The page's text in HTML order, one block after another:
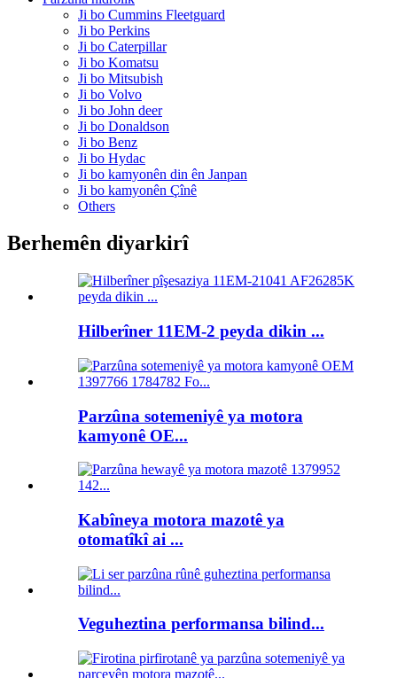
Ji bo Cummins Fleetguard
Ji bo Perkins
Ji bo Caterpillar
Ji bo Komatsu
Ji bo Mitsubish
Ji bo Volvo
Ji bo John deer
Ji bo Donaldson
Ji bo Benz
Ji bo Hydac
Ji bo kamyonên din ên Janpan
Ji bo kamyonên Çînê
Others
Berhemên diyarkirî
Hilberîner 11EM-2 peyda dikin ...
Parzûna sotemeniyê ya motora
kamyonê OE...
Kabîneya motora mazotê ya
otomatîkî ai ...
Veguheztina performansa bilind...